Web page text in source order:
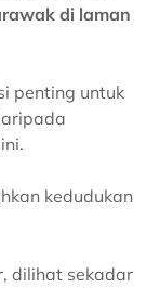
di laman
penting untuk
kedudukan
dilihat sekadar